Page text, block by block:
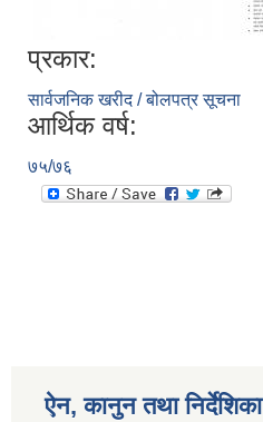
प्रकार:
सार्वजनिक खरीद / बोलपत्र सूचना
आर्थिक वर्ष:
७५/७६
ऐन, कानुन तथा निर्देशिका